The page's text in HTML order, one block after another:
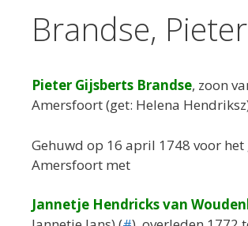
Brandse,
Pieter Gijsberts Brandse, zoon
Amersfoort (get: Helena
Gehuwd op 16 april 1748 voor
Amersfoort met
Jannetje Hendricks van